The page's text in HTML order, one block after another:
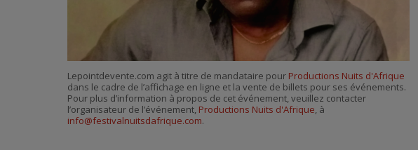
Lepointdevente.com agit à titre de mandataire pour Productions Nuits d'Afrique
dans le cadre de l’affichage en ligne et la vente de billets pour ses événements.
Pour plus d’information à propos de cet événement, veuillez contacter
l’organisateur de l’événement, Productions Nuits d'Afrique, à
info@festivalnuitsdafrique.com.